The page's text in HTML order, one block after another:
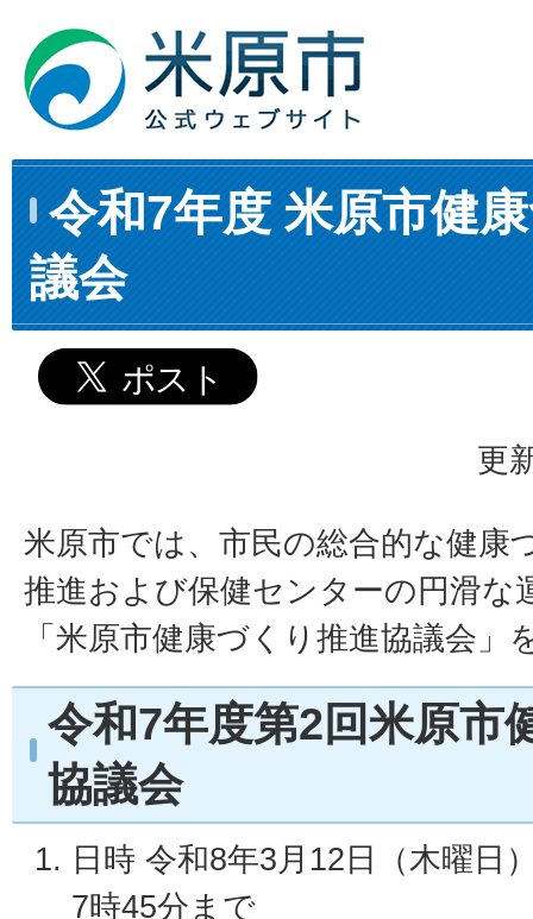
令和7年度 米原市健
議会
更
米原市では、市民の総合的な健康
推進および保健センターの円滑な
「米原市健康づくり推進協議会」
令和7年度第2回米原市
協議会
日時 令和8年3月12日（木曜日
7時45分まで